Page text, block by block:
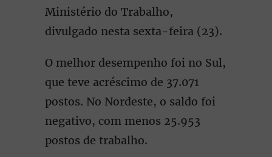
Ministério do Trabalho,
divulgado nesta sexta-feira (23).
O melhor desempenho foi no Sul,
que teve acréscimo de 37.071
postos. No Nordeste, o saldo foi
negativo, com menos 25.953
postos de trabalho.